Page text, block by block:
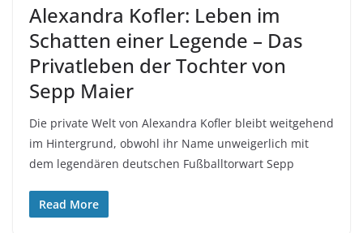
Alexandra Kofler: Leben im
Schatten einer Legende – Das
Privatleben der Tochter von
Sepp Maier
Die private Welt von Alexandra Kofler bleibt weitgehend
im Hintergrund, obwohl ihr Name unweigerlich mit
dem legendären deutschen Fußballtorwart Sepp
Read More